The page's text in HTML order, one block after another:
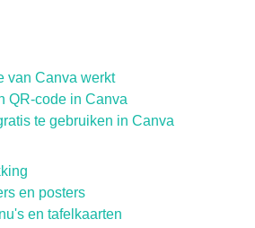
van Canva werkt
QR-code in Canva
te gebruiken in Canva
en posters
en tafelkaarten